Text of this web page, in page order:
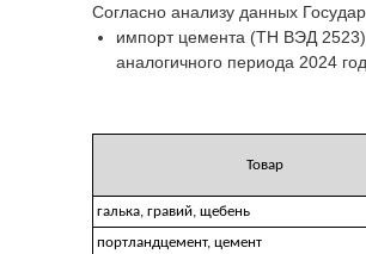
Согласно анализу данных
импорт цемента (ТН ВЭД 2523)
аналогичного периода 2024
Товар
галька, гравий, щебень
портландцемент, цемент